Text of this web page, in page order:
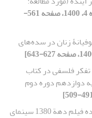
[دوره 13، شماره 4، 1400، صفحه 561-
زنان در سده‌‌های
تفکر فلسفی در کتاب
دوازدهم دوره دوم
تصویر زن در سینما (تحلیلی بر ده فیلم دهة 1380 سینمای